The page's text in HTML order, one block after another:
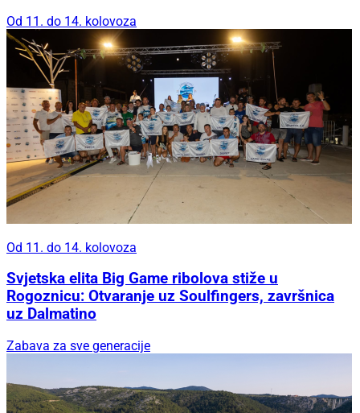
Od 11. do 14. kolovoza
Od 11. do 14. kolovoza
Svjetska elita Big Game ribolova stiže u
Rogoznicu: Otvaranje uz Soulfingers, završnica
uz Dalmatino
Zabava za sve generacije